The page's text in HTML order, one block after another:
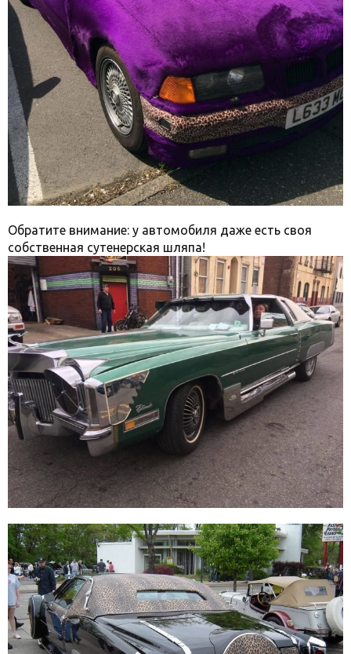
Обратите внимание: у автомобиля даже есть своя
собственная сутенерская шляпа!